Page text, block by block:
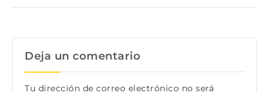
Deja un comentario
Tu dirección de correo electrónico no será